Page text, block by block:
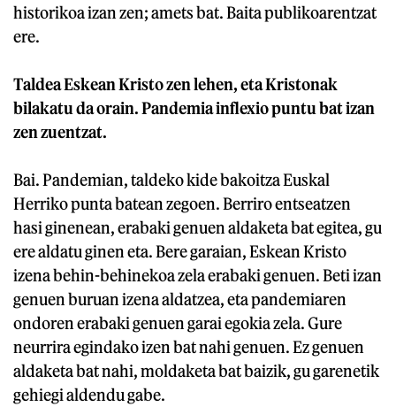
historikoa izan zen; amets bat. Baita publikoarentzat
ere.
Taldea Eskean Kristo zen lehen, eta Kristonak
bilakatu da orain. Pandemia inflexio puntu bat izan
zen zuentzat.
Bai. Pandemian, taldeko kide bakoitza Euskal
Herriko punta batean zegoen. Berriro entseatzen
hasi ginenean, erabaki genuen aldaketa bat egitea, gu
ere aldatu ginen eta. Bere garaian, Eskean Kristo
izena behin-behinekoa zela erabaki genuen. Beti izan
genuen buruan izena aldatzea, eta pandemiaren
ondoren erabaki genuen garai egokia zela. Gure
neurrira egindako izen bat nahi genuen. Ez genuen
aldaketa bat nahi, moldaketa bat baizik, gu garenetik
gehiegi aldendu gabe.